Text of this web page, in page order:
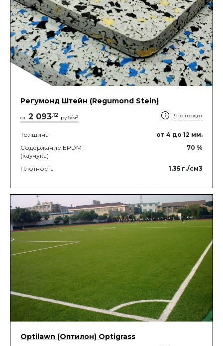
Регумонд Штейн (Regumond Stein)
от 2 093.12 руб/м2 Что входит
Толщина от 4 до 12 мм.
Содержание EPDM
(каучука)
70 %
Плотность 1.35 г./см3
Optilawn (Оптилон) Optigrass